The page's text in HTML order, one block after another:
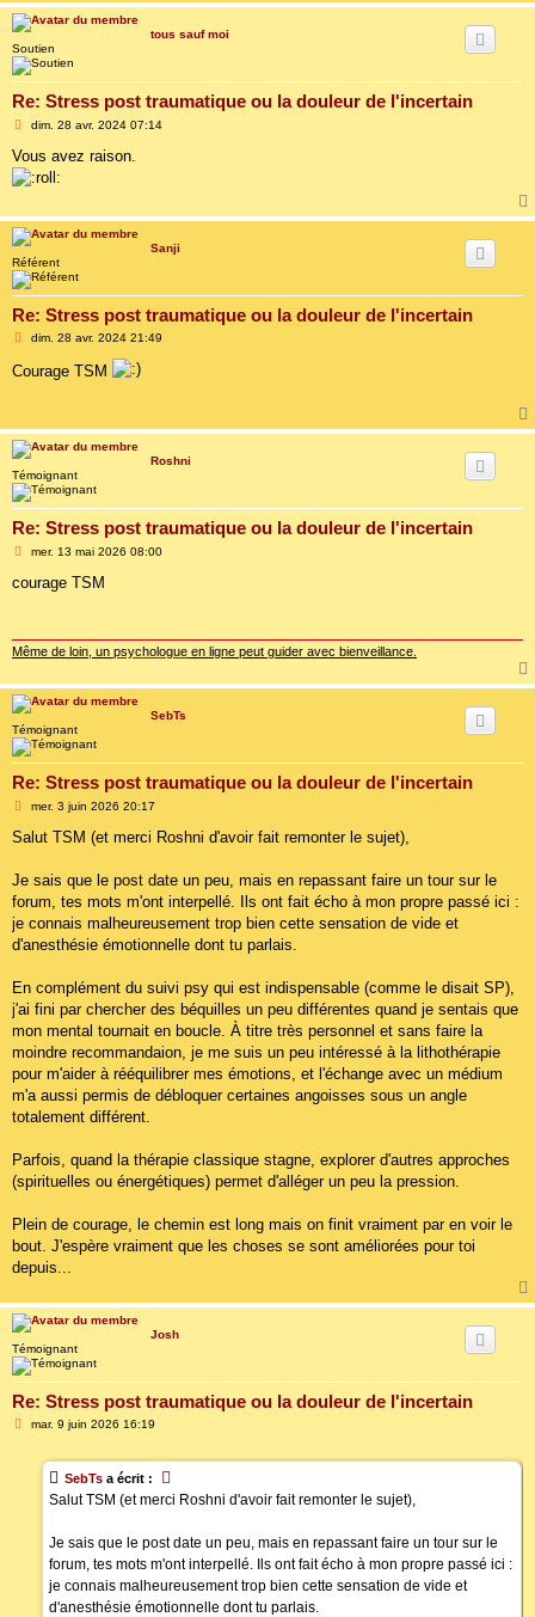
tous sauf moi
Soutien
Re: Stress post traumatique ou la douleur de l'incertain
M
s
s
a
dim. 28 avr. 2024 07:14
Vous avez raison.
Sanji
Référent
Re: Stress post traumatique ou la douleur de l'incertain
M
s
s
dim. 28 avr. 2024 21:49
Courage TSM
Roshni
Témoignant
Re: Stress post traumatique ou la douleur de l'incertain
M
s
mer. 13 mai 2026 08:00
courage TSM
Même de loin, un psychologue en ligne peut guider avec bienveillance.
SebTs
Témoignant
Re: Stress post traumatique ou la douleur de l'incertain
M
s
g
mer. 3 juin 2026 20:17
Salut TSM (et merci Roshni d'avoir fait remonter le sujet),
Je sais que le post date un peu, mais en repassant faire un tour sur le
forum, tes mots m'ont interpellé. Ils ont fait écho à mon propre passé ici :
je connais malheureusement trop bien cette sensation de vide et
d'anesthésie émotionnelle dont tu parlais.
En complément du suivi psy qui est indispensable (comme le disait SP),
j'ai fini par chercher des béquilles un peu différentes quand je sentais que
mon mental tournait en boucle. À titre très personnel et sans faire la
moindre recommandaion, je me suis un peu intéressé à la lithothérapie
pour m'aider à rééquilibrer mes émotions, et l'échange avec un médium
m'a aussi permis de débloquer certaines angoisses sous un angle
totalement différent.
Parfois, quand la thérapie classique stagne, explorer d'autres approches
(spirituelles ou énergétiques) permet d'alléger un peu la pression.
Plein de courage, le chemin est long mais on finit vraiment par en voir le
bout. J'espère vraiment que les choses se sont améliorées pour toi
depuis...
Josh
Témoignant
Re: Stress post traumatique ou la douleur de l'incertain
Mmar. 9 juin 2026 16:19
SebTs a écrit :
Salut TSM (et merci Roshni d'avoir fait remonter le sujet),
Je sais que le post date un peu, mais en repassant faire un tour sur le
forum, tes mots m'ont interpellé. Ils ont fait écho à mon propre passé ici :
je connais malheureusement trop bien cette sensation de vide et
d'anesthésie émotionnelle dont tu parlais.